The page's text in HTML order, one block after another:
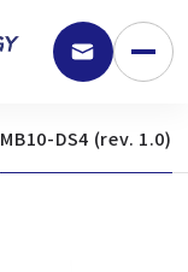
MB10-DS4 (rev. 1.0)